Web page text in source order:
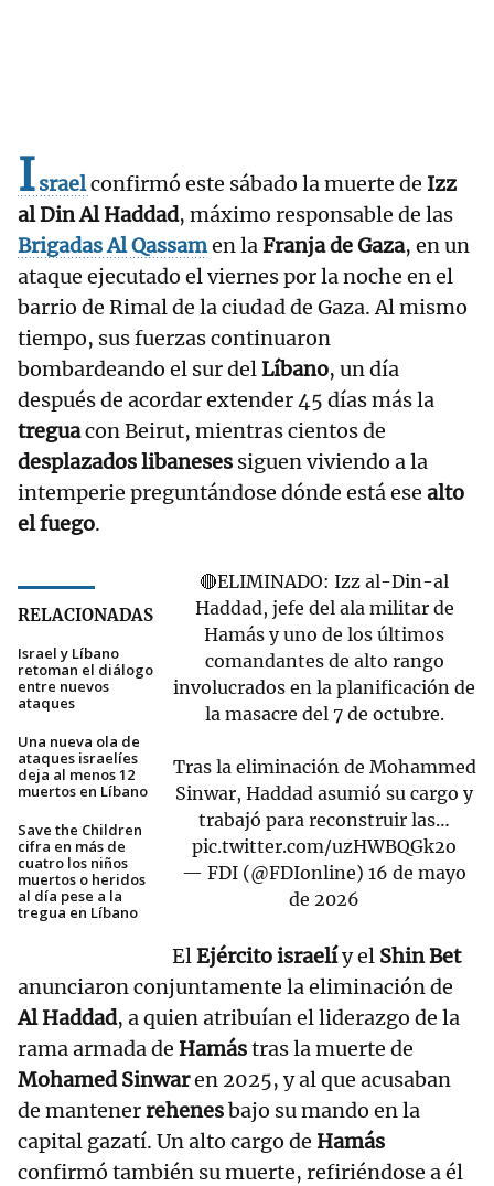
Israelconfirmó este sábado la muerte de Izz
al Din Al Haddad, máximo responsable de las
Brigadas Al Qassamen laFranja de Gaza, en un
ataque ejecutado el viernes por la noche en el
barrio de Rimal de la ciudad de Gaza. Al mismo
tiempo, sus fuerzas continuaron
bombardeando el sur delLíbano, un día
después de acordar extender 45 días más la
treguacon Beirut, mientras cientos de
desplazados libaneses siguen viviendo a la
intemperie preguntándose dónde está ese alto
el fuego.
RELACIONADAS
Israel y Líbano
retoman el diálogo
entre nuevos
ataques
Una nueva ola de
ataques israelíes
deja al menos 12
muertos en Líbano
Save the Children
cifra en más de
cuatro los niños
muertos o heridos
al día pese a la
tregua en Líbano
🔴ELIMINADO: Izz al-Din-al
Haddad, jefe del ala militar de
Hamás y uno de los últimos
comandantes de alto rango
involucrados en la planificación de
la masacre del 7 de octubre.
Tras la eliminación de Mohammed
Sinwar, Haddad asumió su cargo y
trabajó para reconstruir las…
pic.twitter.com/uzHWBQGk2o
— FDI (@FDIonline) 16 de mayo
de 2026
ElEjército israelíy el Shin Bet
anunciaron conjuntamente la eliminación de
Al Haddad, a quien atribuían el liderazgo de la
rama armada de Hamástras la muerte de
Mohamed Sinwaren 2025, y al que acusaban
de mantenerrehenesbajo su mando en la
capital gazatí. Un alto cargo de Hamás
confirmó también su muerte, refiriéndose a él